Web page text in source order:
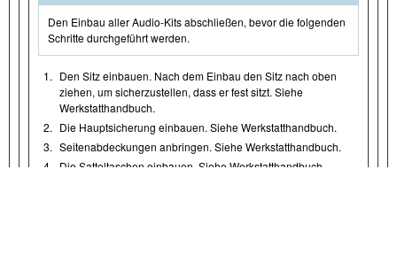
Den Einbau aller Audio-Kits abschließen, bevor die folgenden
Schritte durchgeführt werden.
1. Den Sitz einbauen. Nach dem Einbau den Sitz nach oben
ziehen, um sicherzustellen, dass er fest sitzt. Siehe
Werkstatthandbuch.
2. Die Hauptsicherung einbauen. Siehe Werkstatthandbuch.
3. Seitenabdeckungen anbringen. Siehe Werkstatthandbuch.
4.
Die Satteltaschen einbauen. Siehe Werkstatthandbuch.